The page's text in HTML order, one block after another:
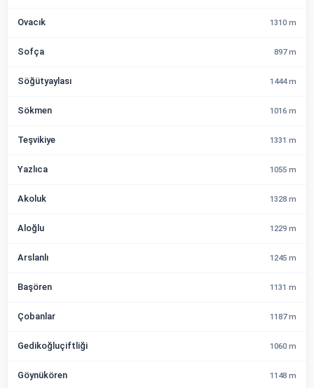
Ovacık 1310 m
Sofça 897 m
Söğütyaylası 1444 m
Sökmen 1016 m
Teşvikiye 1331 m
Yazlıca 1055 m
Akoluk 1328 m
Aloğlu 1229 m
Arslanlı 1245 m
Başören 1131 m
Çobanlar 1187 m
Gedikoğluçiftliği 1060 m
Göynükören 1148 m